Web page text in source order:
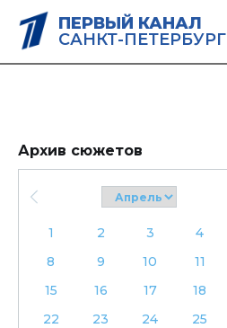
ПЕРВЫЙ КАНАЛ
САНКТ-ПЕТЕРБУРГ
Архив сюжетов
1 2 3 4
8
9 10 11
15
16 17 18
22
23 24 25